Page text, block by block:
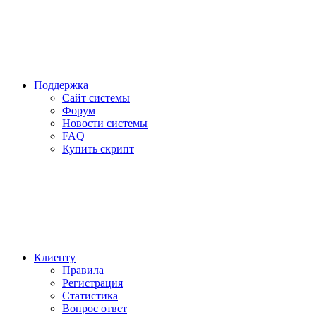
Поддержка
Сайт системы
Форум
Новости системы
FAQ
Купить скрипт
Клиенту
Правила
Регистрация
Статистика
Вопрос ответ